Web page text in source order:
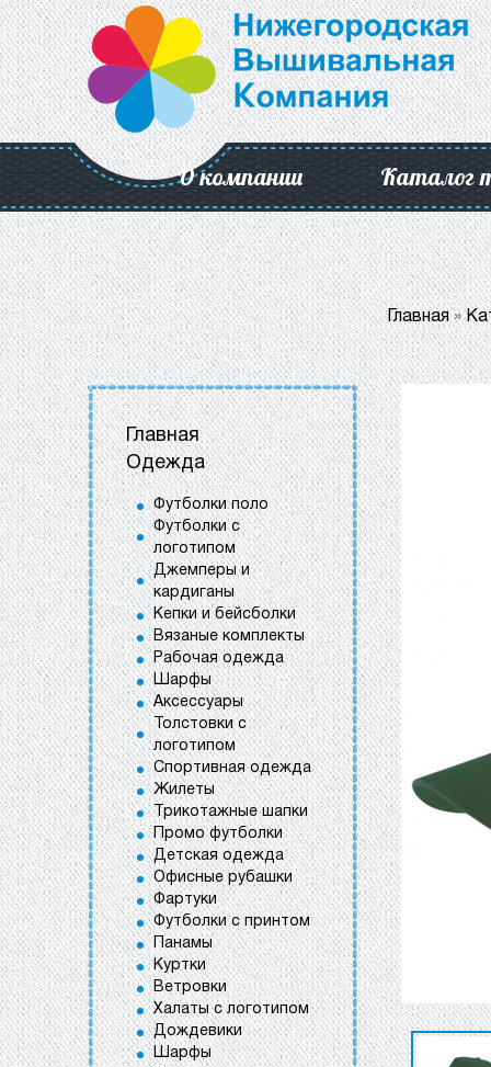
О компании Каталог
Главная»
Главная
Одежда
Футболки поло
Футболки с
логотипом
Джемперы и
кардиганы
Кепки и бейсболки
Вязаные комплекты
Рабочая одежда
Шарфы
Аксессуары
Толстовки с
логотипом
Спортивная одежда
Жилеты
Трикотажные шапки
Промо футболки
Детская одежда
Офисные рубашки
Фартуки
Футболки с принтом
Панамы
Куртки
Ветровки
Халаты с логотипом
Дождевики
Шарфы